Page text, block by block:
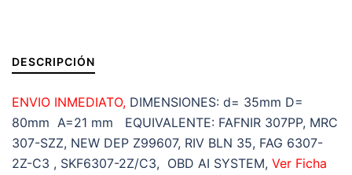
DESCRIPCIÓN
ENVIO INMEDIATO, DIMENSIONES: d= 35mm D=
80mm A=21 mm EQUIVALENTE: FAFNIR 307PP, MRC
307-SZZ, NEW DEP Z99607, RIV BLN 35, FAG 6307-
2Z-C3 , SKF6307-2Z/C3, OBD AI SYSTEM, Ver Ficha